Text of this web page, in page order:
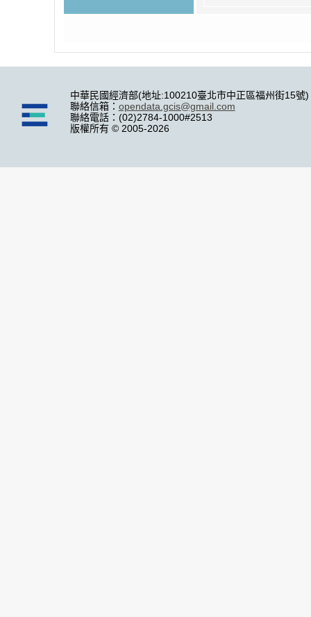
中華民國經濟部(地址:100210臺北市中正區福州街15號)
聯絡信箱： opendata.gcis@gmail.com
聯絡電話：(02)2784-1000#2513
版權所有 © 2005-2026